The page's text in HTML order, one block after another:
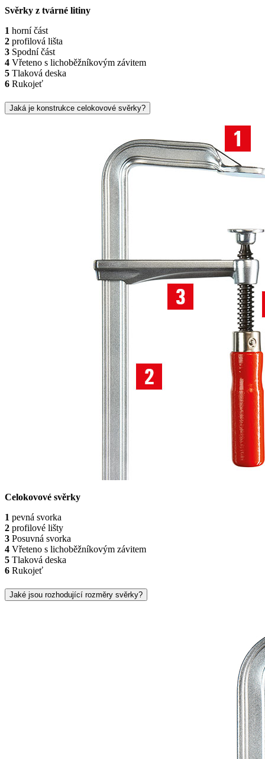
Svěrky z tvárné litiny
1 horní část
2 profilová lišta
3 Spodní část
4 Vřeteno s lichoběžníkovým závitem
5 Tlaková deska
6 Rukojeť
Jaká je konstrukce celokovové svěrky?
Celokovové svěrky
1 pevná svorka
2 profilové lišty
3 Posuvná svorka
4 Vřeteno s lichoběžníkovým závitem
5 Tlaková deska
6 Rukojeť
Jaké jsou rozhodující rozměry svěrky?